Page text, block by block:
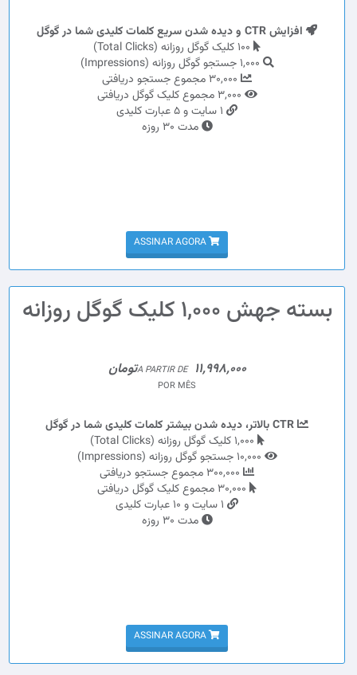
افزایش CTR و دیده شدن سریع کلمات کلیدی شما در گوگل
مدت 30 روزه
ASSINAR AGORA
بسته جهش 1,000 کلیک گوگل روزانه
A PARTIR DE 11,998,000تومان
POR MÊS
مدت 30 روزه
ASSINAR AGORA